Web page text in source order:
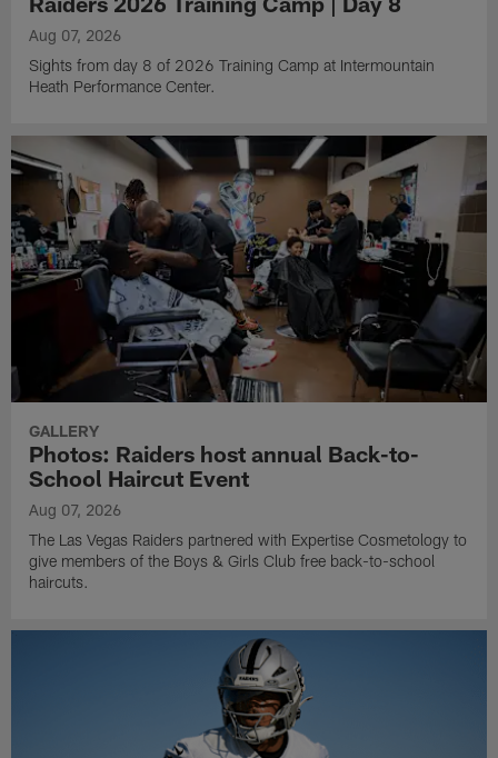
Aug 07, 2026
Sights from day 8 of 2026 Training Camp at Intermountain
Heath Performance Center.
GALLERY
Photos: Raiders host annual Back-to-
School Haircut Event
Aug 07, 2026
The Las Vegas Raiders partnered with Expertise Cosmetology to
give members of the Boys & Girls Club free back-to-school
haircuts.